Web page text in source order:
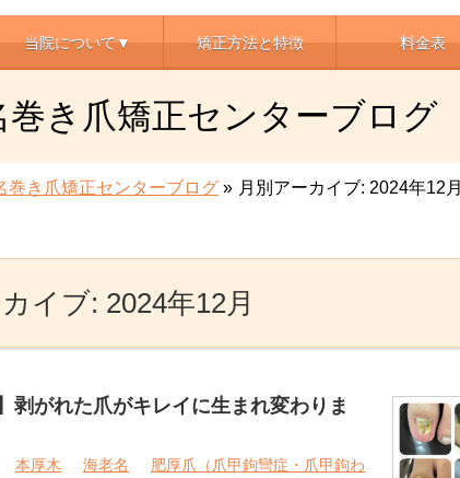
当院について▼ 矯正方法と特徴 料金表
巻き爪矯正センターブログ
巻き爪矯正センターブログ » 月別アーカイブ: 2024年12月
イブ: 2024年12月
剥がれた爪がキレイに生まれ変わりま
本厚木 海老名
肥厚爪（爪甲鉤彎症・爪甲鉤わ